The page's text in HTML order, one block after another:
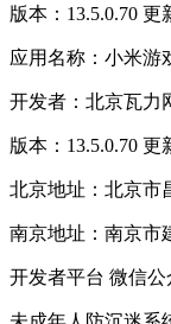
版本：13.5.0.70 更
应用名称：小米游
开发者：北京瓦力
版本：13.5.0.70 更
北京地址：北京市
南京地址：南京市
开发者平台 微信公